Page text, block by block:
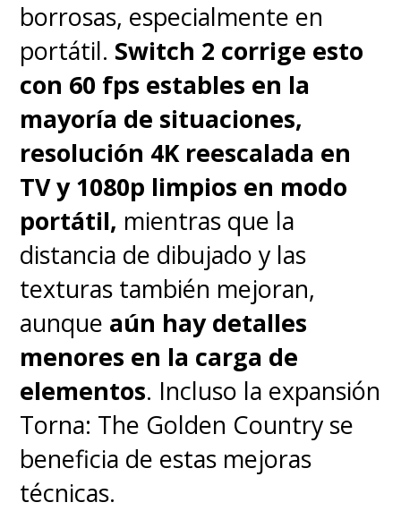
información derechamente
inflada, falsa y, sobre todo,
vendida que esparcen los
llamados "influencers tech" que
no nos queda otra que
entregar más detalles y ser
en extremo claros para que el
usuario tenga información
real antes de poder invertir
su dinero en un nuevo
teléfono inteligente.
borrosas, especialmente en
portátil. Switch 2 corrige esto
con 60 fps estables en la
mayoría de situaciones,
resolución 4K reescalada en
TV y 1080p limpios en modo
portátil, mientras que la
distancia de dibujado y las
texturas también mejoran,
aunque aún hay detalles
menores en la carga de
elementos. Incluso la expansión
Torna: The Golden Country se
beneficia de estas mejoras
técnicas.